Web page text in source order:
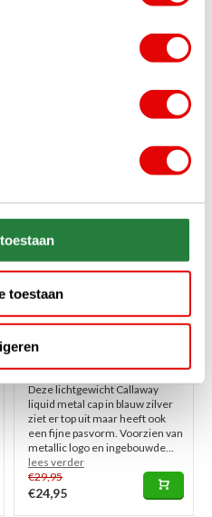
toestaan
fijne pasvorm. Voorzien van
Ladies Golfcap 2026 -
Blauw Zilver
Op voorraad
Deze lichtgewicht Callaway
liquid metal cap in blauw zilver
ziet er top uit maar heeft ook
een fijne pasvorm. Voorzien van
metallic logo en ingebouwde...
lees verder
€29,95
€24,95